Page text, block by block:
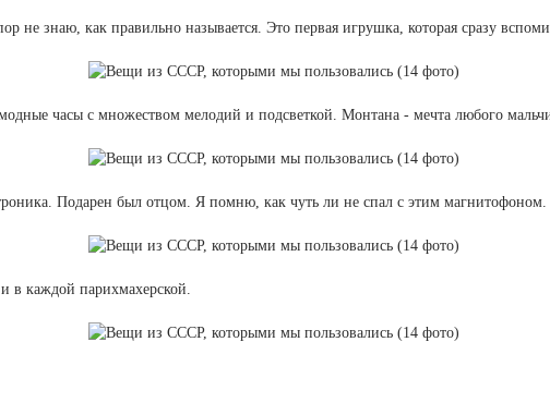
не знаю, как правильно называется. Это первая игрушка, которая сразу
часы с множеством мелодий и подсветкой. Монтана - мечта любого
Подарен был отцом. Я помню, как чуть ли не спал с этим магнитофоном.
в каждой парихмахерской.